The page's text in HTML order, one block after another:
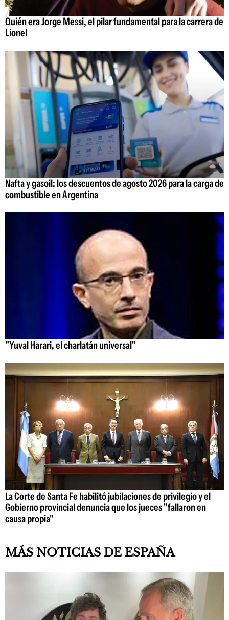
Quién era Jorge Messi, el pilar fundamental para la carrera de
Lionel
Nafta y gasoil: los descuentos de agosto 2026 para la carga de
combustible en Argentina
"Yuval Harari, el charlatán universal"
La Corte de Santa Fe habilitó jubilaciones de privilegio y el
Gobierno provincial denuncia que los jueces "fallaron en
causa propia"
MÁS NOTICIAS DE ESPAÑA